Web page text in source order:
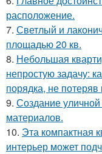
расположение.
7. Светлый и
площадью 20 кв.
8. Небольшая
непростую задачу:
порядка, не
9. Создание
материалов.
10. Эта компактная
интерьер может